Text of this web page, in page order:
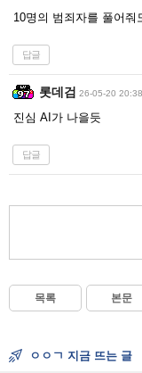
10명의 범죄자를 풀어
답글
롯데검 26-05-20 20:38
진심 AI가 나을듯
답글
목록 본문
ㅇㅇㄱ 지금 뜨는 글